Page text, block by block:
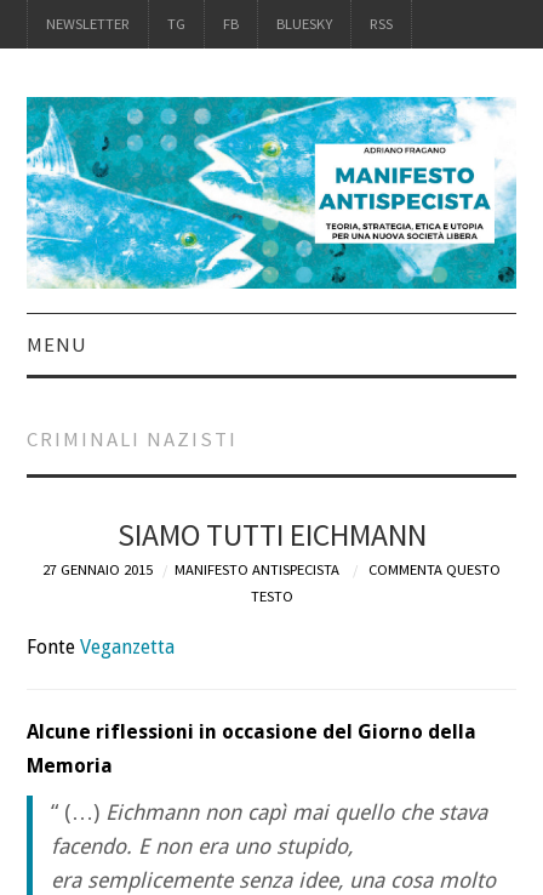
NEWSLETTER TG FB BLUESKY RSS
MENU
ACQUISTALO
CHI
CONTATTI
CRIMINALI NAZISTI
SIAMO TUTTI EICHMANN
27 GENNAIO 2015 MANIFESTO ANTISPECISTA
COMMENTA QUESTO
TESTO
FonteVeganzetta
Alcune riflessioni in occasione del Giorno della
Memoria
“ (…) Eichmann non capì mai quello che stava
facendo. E non era uno stupido,
era semplicemente senza idee, una cosa molto